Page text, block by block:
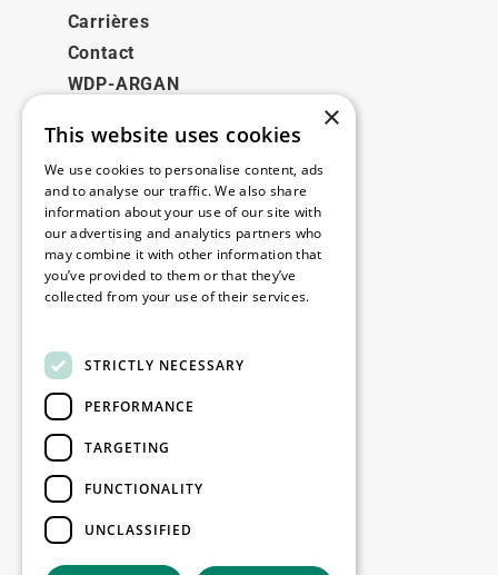
Carrières
Contact
WDP-ARGAN
Juridique
Disclaimer
Politique de confidentialité
Cookie Policy
Contact
Restez informé
Restez à jour : inscrivez-vous à nos
newsletters Marketing
×
This website uses cookies
We use cookies to personalise content, ads
and to analyse our traffic. We also share
information about your use of our site with
our advertising and analytics partners who
may combine it with other information that
you’ve provided to them or that they’ve
collected from your use of their services.
STRICTLY NECESSARY
PERFORMANCE
TARGETING
FUNCTIONALITY
UNCLASSIFIED